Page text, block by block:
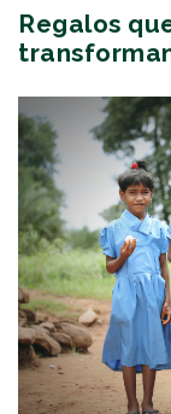
Regalos